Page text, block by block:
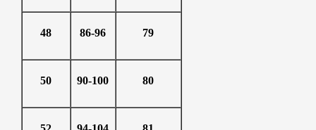
48 86-96 79
50 90-100 80